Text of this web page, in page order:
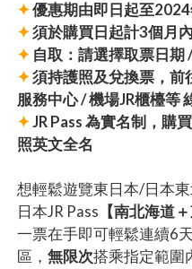
✦優惠期由即日起至
✦須於購買日起計3個月
✦ 自取：請選擇取票日期
✦須持護照及兌換票，前
服務中心 / 機場JR櫃檯等
✦JR Pass 為實名制，購
照英文全名
想輕鬆遊覽東日本/日本
日本JR Pass 【南北海道
一票在手即可輕鬆連續6
區，無限次搭乘指定範圍